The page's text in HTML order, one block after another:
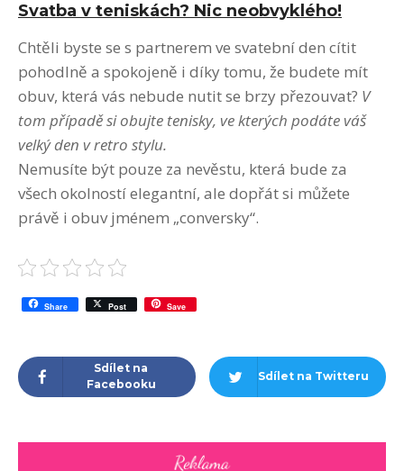
Svatba v teniskách? Nic neobvyklého!
Chtěli byste se s partnerem ve svatební den cítit
pohodlně a spokojeně i díky tomu, že budete mít
obuv, která vás nebude nutit se brzy přezouvat? V
tom případě si obujte tenisky, ve kterých podáte váš
velký den v retro stylu.
Nemusíte být pouze za nevěstu, která bude za
všech okolností elegantní, ale dopřát si můžete
právě i obuv jménem „conversky“.
Share Post Save
Sdílet na
Facebooku
Sdílet na Twitteru